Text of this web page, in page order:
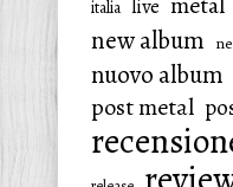
italia live
new album
nuovo album
post metal